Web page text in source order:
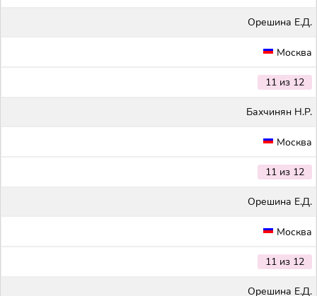
Орешина Е.Д.
Москва
11 из 12
Бахчинян Н.Р.
Москва
11 из 12
Орешина Е.Д.
Москва
11 из 12
Орешина Е.Д.